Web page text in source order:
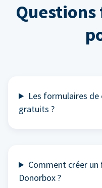
Les formulaires
gratuits ?
Comment créer
Donorbox ?